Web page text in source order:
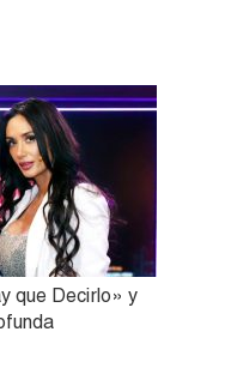
que Decirlo» y